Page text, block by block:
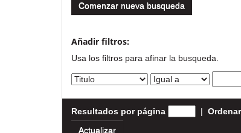
Comenzar nueva busqueda
Añadir filtros:
Usa los filtros para afinar la busqueda.
Resultados por página |